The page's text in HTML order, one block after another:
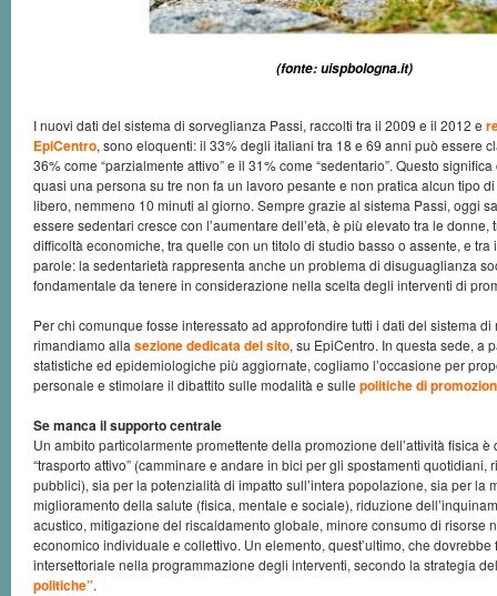
(fonte: uispbologna.it)
I nuovi dati del sistema di sorveglianza Passi, raccolti tra il 2009 e il 2012 e
EpiCentro, sono eloquenti: il 33% degli italiani tra 18 e 69 anni può essere
36% come “parzialmente attivo” e il 31% come “sedentario”. Questo
quasi una persona su tre non fa un lavoro pesante e non pratica alcun tipo
libero, nemmeno 10 minuti al giorno. Sempre grazie al sistema Passi, oggi
essere sedentari cresce con l’aumentare dell’età, è più elevato tra le donne,
difficoltà economiche, tra quelle con un titolo di studio basso o assente, e tra
parole: la sedentarietà rappresenta anche un problema di disuguaglianza
fondamentale da tenere in considerazione nella scelta degli interventi di
Per chi comunque fosse interessato ad approfondire tutti i dati del sistema
rimandiamo alla sezione dedicata del sito, su EpiCentro. In questa sede, a
statistiche ed epidemiologiche più aggiornate, cogliamo l’occasione per
personale e stimolare il dibattito sulle modalità e sulle politiche di
Se manca il supporto centrale
Un ambito particolarmente promettente della promozione dell’attività fisica è
“trasporto attivo” (camminare e andare in bici per gli spostamenti quotidiani,
pubblici), sia per la potenzialità di impatto sull’intera popolazione, sia per la
miglioramento della salute (fisica, mentale e sociale), riduzione
acustico, mitigazione del riscaldamento globale, minore consumo di risorse
economico individuale e collettivo. Un elemento, quest’ultimo, che
intersettoriale nella programmazione degli interventi, secondo la strategia
politiche”.